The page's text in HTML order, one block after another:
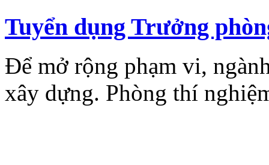
Tuyển dụng Trưởng
Để mở rộng phạm vi,
xây dựng. Phòng thí